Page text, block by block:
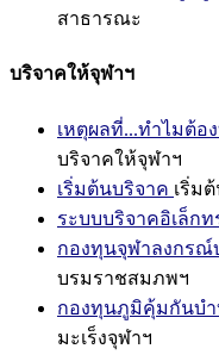
สาธารณะ
บริจาคให้จุฬาฯ
เหตุผลที่...ทำไมต้อ
บริจาคให้จุฬาฯ
เริ่มต้นบริจาค เริ่ม
ระบบบริจาคอิเล็ก
กองทุนจุฬาลงกร
บรมราชสมภพฯ
กองทุนภูมิคุ้มกันบำ
มะเร็งจุฬาฯ